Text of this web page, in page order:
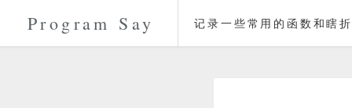
Program Say 记录一些常用的函数和瞎